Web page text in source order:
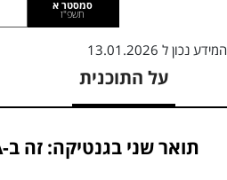
סמסטר א
תשפ"ז
המידע נכון ל 13.01.2026
על התוכנית
תואר שני בגנטיקה: זה ב-DNA שלך